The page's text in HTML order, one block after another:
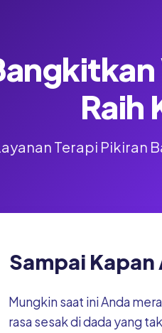
Raih
Terapi Pikiran
Sampai
Mungkin saat ini Anda
rasa sesak di dada yang